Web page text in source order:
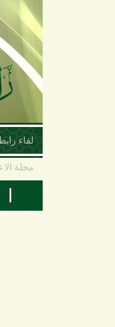
تجاوز إلى المحتوى الرئيسي
لقاء
مجلة